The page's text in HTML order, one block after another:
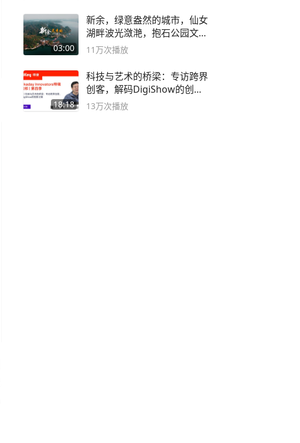
03:00
新余，绿意盎然的城市，仙女
湖畔波光潋滟，抱石公园文化
深邃……
11万次播放
18:18
科技与艺术的桥梁：专访跨界
创客，解码DigiShow的创新
之路
13万次播放